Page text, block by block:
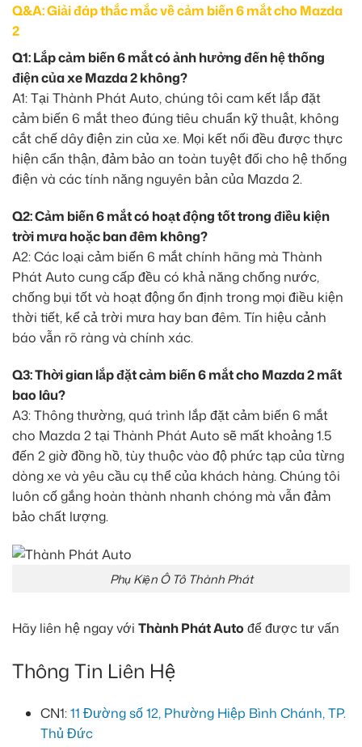
Q&A: Giải đáp thắc mắc về cảm biến 6 mắt cho Mazda
2
Q1: Lắp cảm biến 6 mắt có ảnh hưởng đến hệ thống
điện của xe Mazda 2 không?
A1: Tại Thành Phát Auto, chúng tôi cam kết lắp đặt
cảm biến 6 mắt theo đúng tiêu chuẩn kỹ thuật, không
cắt chế dây điện zin của xe. Mọi kết nối đều được thực
hiện cẩn thận, đảm bảo an toàn tuyệt đối cho hệ thống
điện và các tính năng nguyên bản của Mazda 2.
Q2: Cảm biến 6 mắt có hoạt động tốt trong điều kiện
trời mưa hoặc ban đêm không?
A2: Các loại cảm biến 6 mắt chính hãng mà Thành
Phát Auto cung cấp đều có khả năng chống nước,
chống bụi tốt và hoạt động ổn định trong mọi điều kiện
thời tiết, kể cả trời mưa hay ban đêm. Tín hiệu cảnh
báo vẫn rõ ràng và chính xác.
Q3: Thời gian lắp đặt cảm biến 6 mắt cho Mazda 2 mất
bao lâu?
A3: Thông thường, quá trình lắp đặt cảm biến 6 mắt
cho Mazda 2 tại Thành Phát Auto sẽ mất khoảng 1.5
đến 2 giờ đồng hồ, tùy thuộc vào độ phức tạp của từng
dòng xe và yêu cầu cụ thể của khách hàng. Chúng tôi
luôn cố gắng hoàn thành nhanh chóng mà vẫn đảm
bảo chất lượng.
Phụ Kiện Ô Tô Thành Phát
Hãy liên hệ ngay với Thành Phát Auto để được tư vấn
Thông Tin Liên Hệ
CN1:11 Đường số 12, Phường Hiệp Bình Chánh, TP.
Thủ Đức